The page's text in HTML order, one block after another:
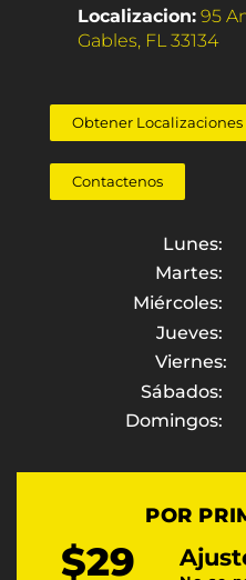
Localizacion: 95
Gables, FL 33134
Obtener Localizaciones
Contactenos
Lunes:
Martes:
Miércoles:
Jueves:
Viernes:
Sábados:
Domingos:
POR
$29